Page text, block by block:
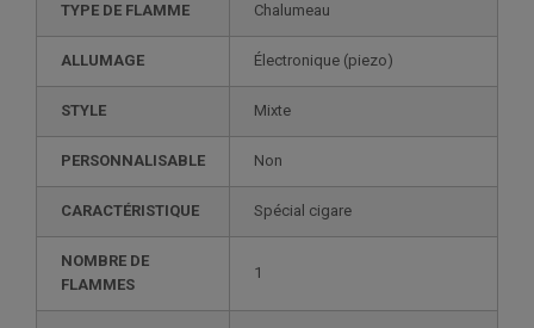
TYPE DE FLAMME Chalumeau
ALLUMAGE électronique (piezo)
STYLE mixte
PERSONNALISABLE non
CARACTÉRISTIQUE spécial cigare
NOMBRE DE
FLAMMES
1